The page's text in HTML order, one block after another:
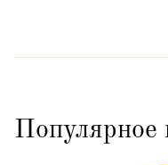
Популярное